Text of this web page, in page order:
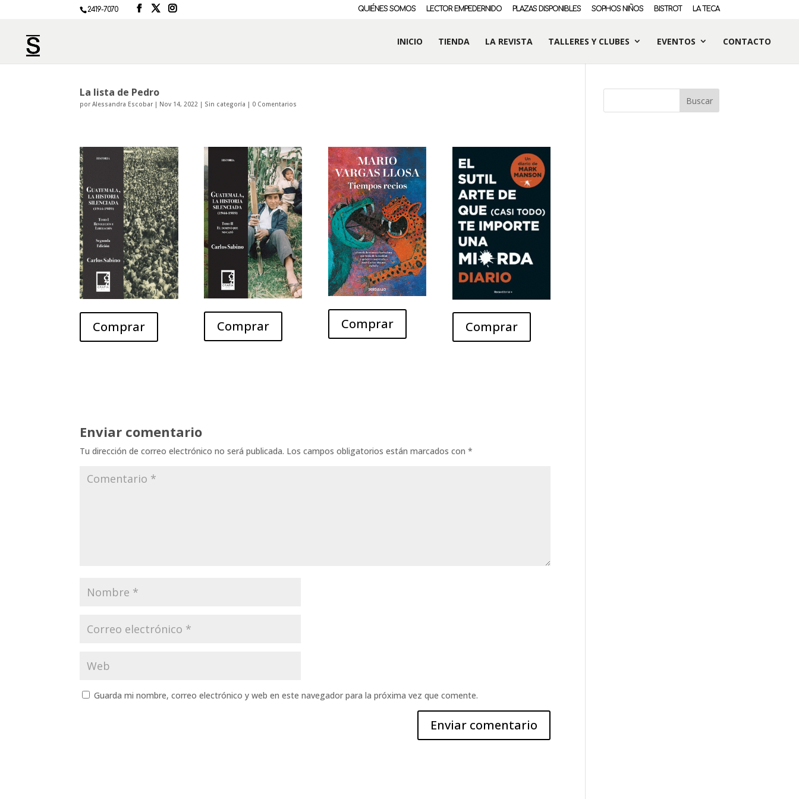
2419-7070 QUIÉNES SOMOS LECTOR EMPEDERNIDO PLAZAS DISPONIBLES SOPHOS NIÑOS BISTROT LA TECA
INICIO TIENDA LA REVISTA TALLERES Y CLUBES EVENTOS CONTACTO
La lista de Pedro
porAlessandra Escobar | Nov 14, 2022 | Sin categoría | 0 Comentarios
Comprar Comprar Comprar Comprar
Enviar comentario
Tu dirección de correo electrónico no será publicada. Los campos obligatorios están marcados con*
Guarda mi nombre, correo electrónico y web en este navegador para la próxima vez que comente.